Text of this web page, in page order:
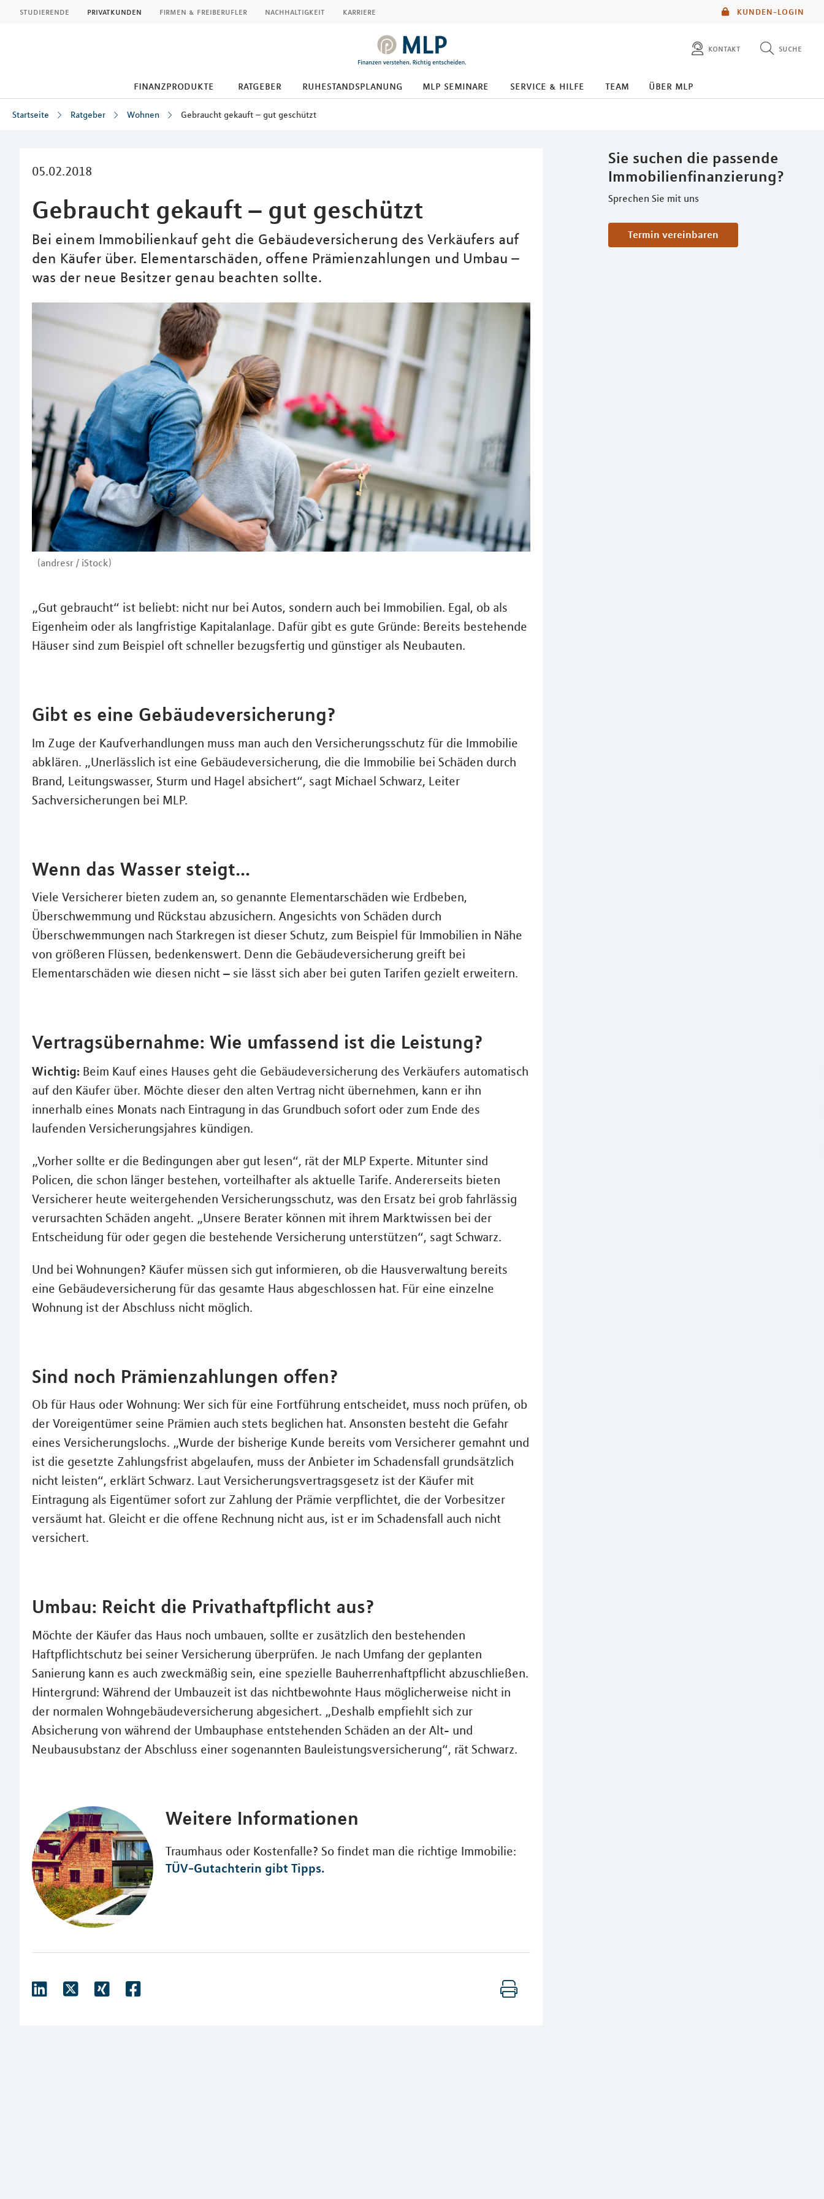
KUNDEN-LOGIN
studierende privatkunden firmen & freiberufler nachhaltigkeit karriere
kontakt suche
diese website durchsuchen
finanzprodukte ratgeber ruhestandsplanung mlp seminare service & hilfe team über mlp
Startseite Ratgeber Wohnen Gebraucht gekauft – gut geschützt
05.02.2018
Gebraucht gekauft – gut geschützt
Bei einem Immobilienkauf geht die Gebäudeversicherung des Verkäufers auf
den Käufer über. Elementarschäden, offene Prämienzahlungen und Umbau –
was der neue Besitzer genau beachten sollte.
(andresr / iStock)
Sie suchen die passende
Immobilienfinanzierung?
Sprechen Sie mit uns
Termin vereinbaren
„Gut gebraucht“ ist beliebt: nicht nur bei Autos, sondern auch bei Immobilien. Egal, ob als
Eigenheim oder als langfristige Kapitalanlage. Dafür gibt es gute Gründe: Bereits bestehende
Häuser sind zum Beispiel oft schneller bezugsfertig und günstiger als Neubauten.
Gibt es eine Gebäudeversicherung?
Im Zuge der Kaufverhandlungen muss man auch den Versicherungsschutz für die Immobilie
abklären. „Unerlässlich ist eine Gebäudeversicherung, die die Immobilie bei Schäden durch
Brand, Leitungswasser, Sturm und Hagel absichert“, sagt Michael Schwarz, Leiter
Sachversicherungen bei MLP.
Wenn das Wasser steigt…
Viele Versicherer bieten zudem an, so genannte Elementarschäden wie Erdbeben,
Überschwemmung und Rückstau abzusichern. Angesichts von Schäden durch
Überschwemmungen nach Starkregen ist dieser Schutz, zum Beispiel für Immobilien in Nähe
von größeren Flüssen, bedenkenswert. Denn die Gebäudeversicherung greift bei
Elementarschäden wie diesen nicht – sie lässt sich aber bei guten Tarifen gezielt erweitern.
Vertragsübernahme: Wie umfassend ist die Leistung?
Wichtig: Beim Kauf eines Hauses geht die Gebäudeversicherung des Verkäufers automatisch
auf den Käufer über. Möchte dieser den alten Vertrag nicht übernehmen, kann er ihn
innerhalb eines Monats nach Eintragung in das Grundbuch sofort oder zum Ende des
laufenden Versicherungsjahres kündigen.
„Vorher sollte er die Bedingungen aber gut lesen“, rät der MLP Experte. Mitunter sind
Policen, die schon länger bestehen, vorteilhafter als aktuelle Tarife. Andererseits bieten
Versicherer heute weitergehenden Versicherungsschutz, was den Ersatz bei grob fahrlässig
verursachten Schäden angeht. „Unsere Berater können mit ihrem Marktwissen bei der
Entscheidung für oder gegen die bestehende Versicherung unterstützen“, sagt Schwarz.
Und bei Wohnungen? Käufer müssen sich gut informieren, ob die Hausverwaltung bereits
eine Gebäudeversicherung für das gesamte Haus abgeschlossen hat. Für eine einzelne
Wohnung ist der Abschluss nicht möglich.
Sind noch Prämienzahlungen offen?
Ob für Haus oder Wohnung: Wer sich für eine Fortführung entscheidet, muss noch prüfen, ob
der Voreigentümer seine Prämien auch stets beglichen hat. Ansonsten besteht die Gefahr
eines Versicherungslochs. „Wurde der bisherige Kunde bereits vom Versicherer gemahnt und
ist die gesetzte Zahlungsfrist abgelaufen, muss der Anbieter im Schadensfall grundsätzlich
nicht leisten“, erklärt Schwarz. Laut Versicherungsvertragsgesetz ist der Käufer mit
Eintragung als Eigentümer sofort zur Zahlung der Prämie verpflichtet, die der Vorbesitzer
versäumt hat. Gleicht er die offene Rechnung nicht aus, ist er im Schadensfall auch nicht
versichert.
Umbau: Reicht die Privathaftpflicht aus?
Möchte der Käufer das Haus noch umbauen, sollte er zusätzlich den bestehenden
Haftpflichtschutz bei seiner Versicherung überprüfen. Je nach Umfang der geplanten
Sanierung kann es auch zweckmäßig sein, eine spezielle Bauherrenhaftpflicht abzuschließen.
Hintergrund: Während der Umbauzeit ist das nichtbewohnte Haus möglicherweise nicht in
der normalen Wohngebäudeversicherung abgesichert. „Deshalb empfiehlt sich zur
Absicherung von während der Umbauphase entstehenden Schäden an der Alt- und
Neubausubstanz der Abschluss einer sogenannten Bauleistungsversicherung“, rät Schwarz.
Weitere Informationen
Traumhaus oder Kostenfalle? So findet man die richtige Immobilie:
TÜV-Gutachterin gibt Tipps.